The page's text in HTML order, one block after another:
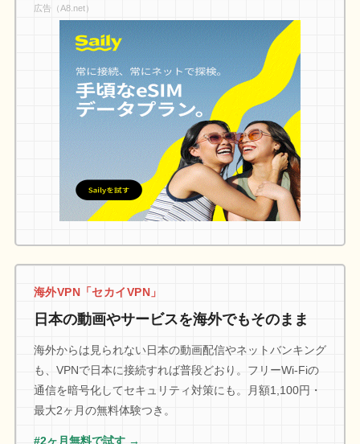
広告（A8.net）
海外VPN「セカイVPN」
日本の動画やサービスを海外でもそのまま
海外からは見られない日本の動画配信やネットバンキング
も、VPNで日本に接続すれば普段どおり。フリーWi-Fiの
通信を暗号化してセキュリティ対策にも。月額1,100円・
最大2ヶ月の無料体験つき。
#2ヶ月無料で試す →